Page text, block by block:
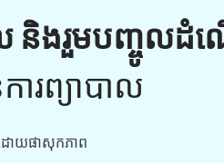
និងរួមបញ្ចូលដំណ
រព្យាបាល
ដោយផាសុកភាព
តាមដាន
ជំងឺ 24x7
ពជាទៀងទាត់លើ